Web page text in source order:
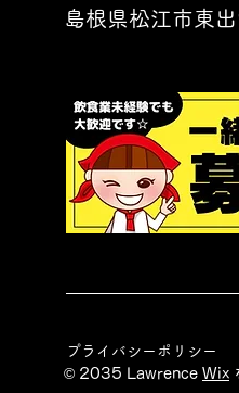
島根県松江市東
プライバシーポリシー
© 2035 Lawrence Wix